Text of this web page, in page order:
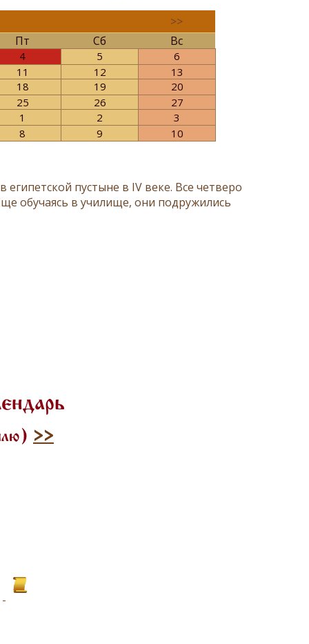
>>
Пт
Сб Вс
4 5
6
11
12
13
18
19
20
25
26
27
1
2
3
8
9 10
пустыне в IV веке. Все четверо
обучаясь в училище, они подружились
>>